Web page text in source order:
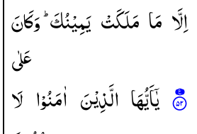
اِلَّا مَا مَلَكَتْ یَمِیْنُكَ ؕ وَكَانَ
عَلٰی
یٰۤاَیُّهَا الَّذِیْنَ اٰمَنُوْا لَا